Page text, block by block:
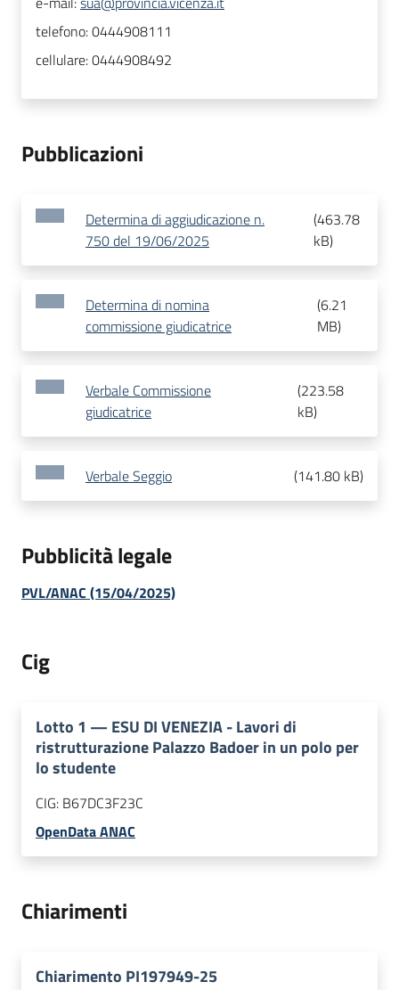
telefono:0444908111
cellulare:0444908492
Pubblicazioni
Determina di aggiudicazione n.
750 del 19/06/2025
(463.78
kB)
Determina di nomina
commissione giudicatrice
(6.21
MB)
Verbale Commissione
giudicatrice
(223.58
kB)
Verbale Seggio (141.80 kB)
Pubblicità legale
PVL/ANAC (15/04/2025)
Cig
Lotto 1 — ESU DI VENEZIA - Lavori di
ristrutturazione Palazzo Badoer in un polo per
lo studente
CIG: B67DC3F23C
OpenData ANAC
Chiarimenti
Chiarimento PI197949-25